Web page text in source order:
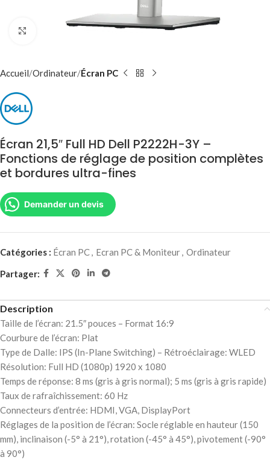
Accueil Ordinateur Écran PC
Écran 21,5″ Full HD Dell P2222H-3Y –
Fonctions de réglage de position complètes
et bordures ultra-fines
Demander un devis
Catégories : Écran PC, Ecran PC & Moniteur, Ordinateur
Partager:
Description
Taille de l’écran: 21.5″ pouces – Format 16:9
Courbure de l’écran: Plat
Type de Dalle: IPS (In-Plane Switching) – Rétroéclairage: WLED
Résolution: Full HD (1080p) 1920 x 1080
Temps de réponse: 8 ms (gris à gris normal); 5 ms (gris à gris rapide)
Taux de rafraîchissement: 60 Hz
Connecteurs d’entrée: HDMI, VGA, DisplayPort
Réglages de la position de l’écran: Socle réglable en hauteur (150
mm), inclinaison (-5° à 21°), rotation (-45° à 45°), pivotement (-90°
à 90°)